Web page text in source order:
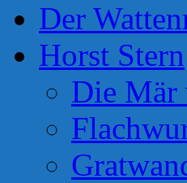
Der
Horst Stern
Die Mär